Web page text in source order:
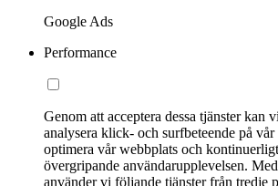
Google Ads
Performance
Genom att acceptera dessa tjänster kan
analysera klick- och surfbeteende på
optimera vår webbplats och
övergripande användarupplevelsen.
använder vi följande tjänster från tredje